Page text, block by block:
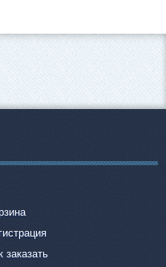
заказать